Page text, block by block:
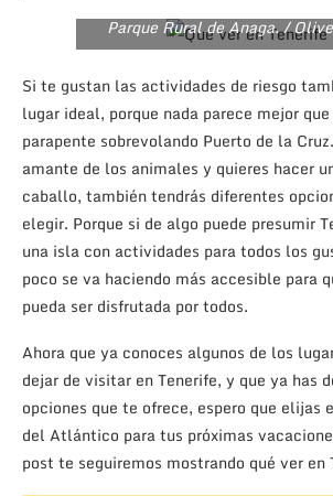
Parque Rural de Anaga. /
Si te gustan las actividades de riesgo
lugar ideal, porque nada parece mejor
parapente sobrevolando Puerto de la
amante de los animales y quieres hacer
caballo, también tendrás diferentes
elegir. Porque si de algo puede presumir
una isla con actividades para todos los
poco se va haciendo más accesible para
pueda ser disfrutada por todos.
Ahora que ya conoces algunos de los
dejar de visitar en Tenerife, y que ya has
opciones que te ofrece, espero que elijas
del Atlántico para tus próximas
post te seguiremos mostrando qué ver en